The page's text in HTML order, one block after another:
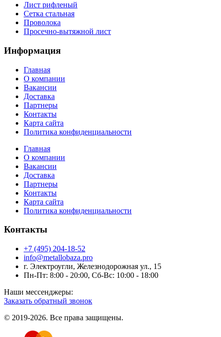
Лист рифленый
Сетка стальная
Проволока
Просечно-вытяжной лист
Информация
Главная
О компании
Вакансии
Доставка
Партнеры
Контакты
Карта сайта
Политика конфиденциальности
Главная
О компании
Вакансии
Доставка
Партнеры
Контакты
Карта сайта
Политика конфиденциальности
Контакты
+7 (495) 204-18-52
info@metallobaza.pro
г. Электроугли, Железнодорожная ул., 15
Пн-Пт: 8:00 - 20:00, Сб-Вс: 10:00 - 18:00
Наши мессенджеры:
Заказать обратный звонок
© 2019-2026. Все права защищены.